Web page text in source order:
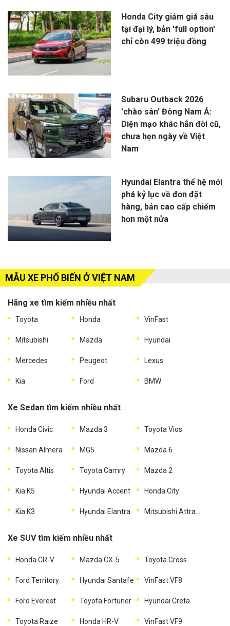
Honda City giảm giá sâu
tại đại lý, bản 'full option'
chỉ còn 499 triệu đồng
Subaru Outback 2026
'chào sân' Đông Nam Á:
Diện mạo khác hẳn đời cũ,
chưa hẹn ngày về Việt
Nam
Hyundai Elantra thế hệ mới
phá kỷ lục về đơn đặt
hàng, bản cao cấp chiếm
hơn một nửa
MẪU XE PHỔ BIẾN Ở VIỆT NAM
Hãng xe tìm kiếm nhiều nhất
Toyota Honda VinFast
Mitsubishi Mazda Hyundai
Mercedes Peugeot Lexus
Kia Ford BMW
Xe Sedan tìm kiếm nhiều nhất
Honda Civic Mazda 3 Toyota Vios
Nissan Almera MG5 Mazda 6
Toyota Altis Toyota Camry Mazda 2
Kia K5 Hyundai Accent Honda City
Kia K3 Hyundai Elantra
Xe SUV tìm kiếm nhiều nhất
Honda CR-V Mazda CX-5 Toyota Cross
Ford Territory Hyundai Santafe VinFast VF8
Ford Everest Toyota Fortuner Hyundai Creta
Toyota Raize Honda HR-V VinFast VF9